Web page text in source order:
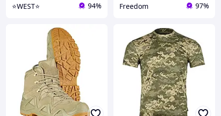
⭐️WEST⭐️ 94% Freedom 97%